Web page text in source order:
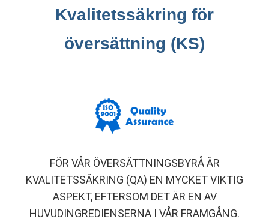
Kvalitetssäkring för
översättning (KS)
FÖR VÅR ÖVERSÄTTNINGSBYRÅ ÄR
KVALITETSSÄKRING (QA) EN MYCKET VIKTIG
ASPEKT, EFTERSOM DET ÄR EN AV
HUVUDINGREDIENSERNA I VÅR FRAMGÅNG.